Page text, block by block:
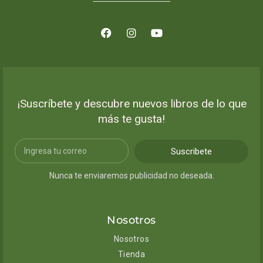
¡Suscríbete y descubre nuevos libros de lo que
más te gusta!
Suscribete
Nunca te enviaremos publicidad no deseada.
Nosotros
Nosotros
Tienda